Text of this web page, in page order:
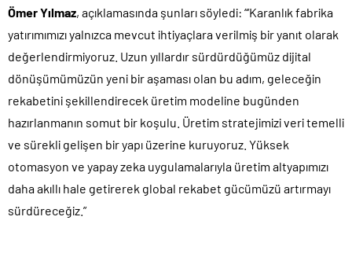
Ömer Yılmaz, açıklamasında şunları söyledi: “‘Karanlık fabrika
yatırımımızı yalnızca mevcut ihtiyaçlara verilmiş bir yanıt olarak
değerlendirmiyoruz. Uzun yıllardır sürdürdüğümüz dijital
dönüşümümüzün yeni bir aşaması olan bu adım, geleceğin
rekabetini şekillendirecek üretim modeline bugünden
hazırlanmanın somut bir koşulu. Üretim stratejimizi veri temelli
ve sürekli gelişen bir yapı üzerine kuruyoruz. Yüksek
otomasyon ve yapay zeka uygulamalarıyla üretim altyapımızı
daha akıllı hale getirerek global rekabet gücümüzü artırmayı
sürdüreceğiz.”